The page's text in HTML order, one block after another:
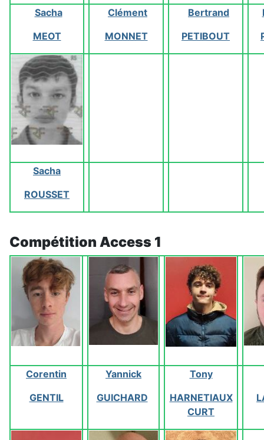
Sacha
MEOT
Clément
MONNET
Bertrand
PETIBOUT
Sacha
ROUSSET
Compétition Access 1
Corentin
GENTIL
Yannick
GUICHARD
Tony
HARNETIAUX
CURT